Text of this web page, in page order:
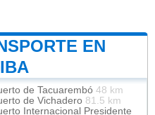
EN
de Tacuarembó 48 km
de Vichadero 81.5 km
Internacional Presidente